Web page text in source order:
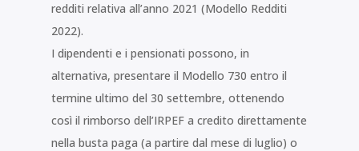
redditi relativa all’anno 2021 (Modello Redditi
2022).
I dipendenti e i pensionati possono, in
alternativa, presentare il Modello 730 entro il
termine ultimo del 30 settembre, ottenendo
così il rimborso dell’IRPEF a credito direttamente
nella busta paga (a partire dal mese di luglio) o